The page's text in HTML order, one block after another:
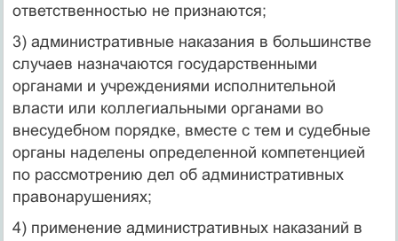
ответственностью не признаются;
3) административные наказания в большинстве
случаев назначаются государственными
органами и учреждениями исполнительной
власти или коллегиальными органами во
внесудебном порядке, вместе с тем и судебные
органы наделены определенной компетенцией
по рассмотрению дел об административных
правонарушениях;
4) применение административных наказаний в